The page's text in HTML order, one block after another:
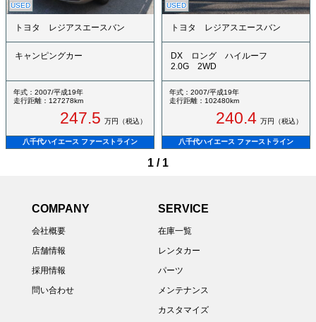
USED
トヨタ レジアスエースバン
キャンピングカー
年式：2007/平成19年
走行距離：127278km
247.5 万円（税込）
八千代ハイエース ファーストライン
USED
トヨタ レジアスエースバン
DX ロング ハイルーフ
2.0G 2WD
年式：2007/平成19年
走行距離：102480km
240.4 万円（税込）
八千代ハイエース ファーストライン
1 / 1
COMPANY
会社概要
店舗情報
採用情報
問い合わせ
SERVICE
在庫一覧
レンタカー
パーツ
メンテナンス
カスタマイズ